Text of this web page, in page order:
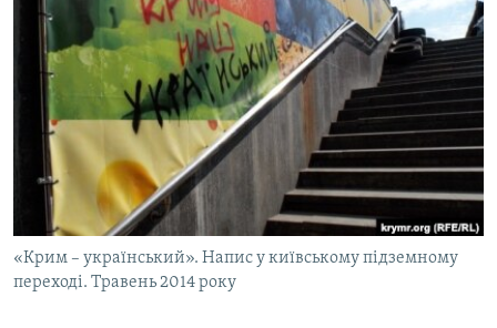
ДЕПОРТАЦІЯ
ВІДЕОУРОКИ «ELIFBE»
СВІДЧЕННЯ ОКУПАЦІЇ
УКРАЇНСЬКА ПРОБЛЕМА КРИМУ
ІНФОГРАФІКА
ЯК ОБІЙТИ БЛОКУВАННЯ
Русский
Qırımtatar
ДОЛУЧАЙСЯ!
Усі сайти RFE/RL
«Крим – український». Напис у київському підземному
переході. Травень 2014 року